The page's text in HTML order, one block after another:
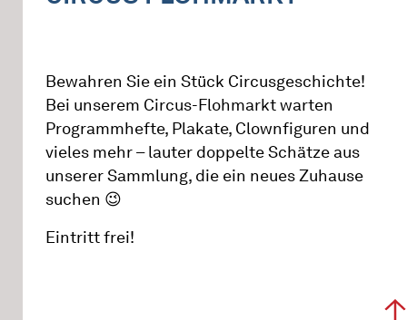
Bewahren Sie ein Stück Circusgeschichte!
Bei unserem Circus-Flohmarkt warten
Programmhefte, Plakate, Clownfiguren und
vieles mehr – lauter doppelte Schätze aus
unserer Sammlung, die ein neues Zuhause
suchen 😉
Eintritt frei!